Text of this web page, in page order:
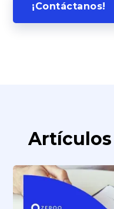
¡Contáctanos!